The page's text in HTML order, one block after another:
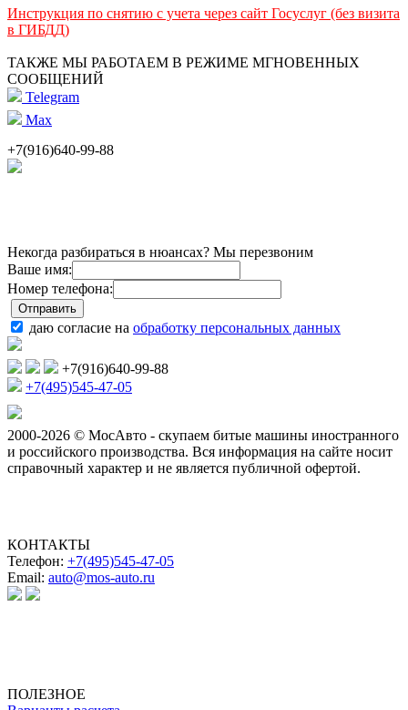
Инструкция по снятию с учета через сайт Госуслуг (без визита
в ГИБДД)
ТАКЖЕ МЫ РАБОТАЕМ В РЕЖИМЕ МГНОВЕННЫХ
СООБЩЕНИЙ
Telegram
Max
+7(916)640-99-88
Некогда разбираться в нюансах? Мы перезвоним
Ваше имя:
Номер телефона:
даю согласие на обработку персональных данных
+7(916)640-99-88
+7(495)545-47-05
2000-2026 © МосАвто - скупаем битые машины иностранного
и российского производства. Вся информация на сайте носит
справочный характер и не является публичной офертой.
КОНТАКТЫ
Телефон: +7(495)545-47-05
Email: auto@mos-auto.ru
ПОЛЕЗНОЕ